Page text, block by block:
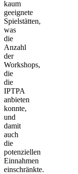
kaum
geeignete
Spielstätten,
was
die
Anzahl
der
Workshops,
die
die
IPTPA
anbieten
konnte,
und
damit
auch
die
potenziellen
Einnahmen
einschränkte.